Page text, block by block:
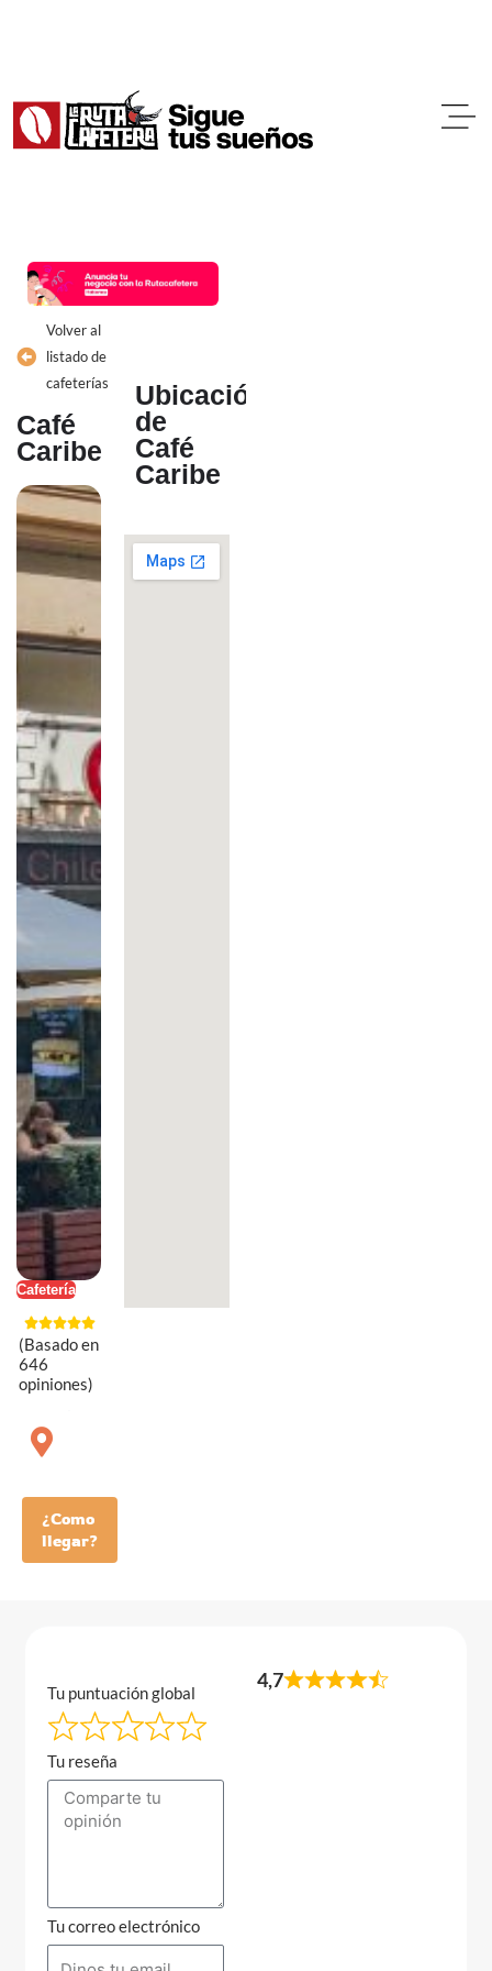
Volver al
listado de
cafeterías
Café
Caribe
Cafetería
(Basado en
646
opiniones)
¿Como
llegar?
Ubicación
de
Café
Caribe
Tu puntuación global
Tu reseña
Tu correo electrónico
4,7